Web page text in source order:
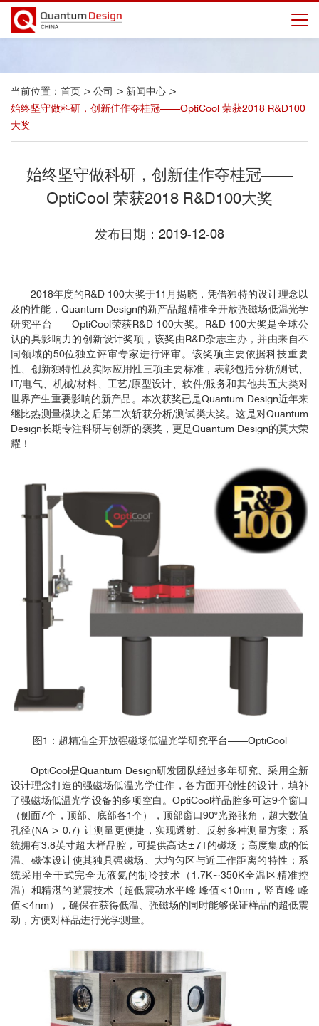
当前位置： 首页 > 公司 > 新闻中心 >
始终坚守做科研，创新佳作夺桂冠——OptiCool 荣获2018 R&D100
大奖
始终坚守做科研，创新佳作夺桂冠——
OptiCool 荣获2018 R&D100大奖
发布日期：2019-12-08
2018年度的R&D 100大奖于11月揭晓，凭借独特的设计理念以
及的性能，Quantum Design的新产品超精准全开放强磁场低温光学
研究平台——OptiCool荣获R&D 100大奖。R&D 100大奖是全球公
认的具影响力的创新设计奖项，该奖由R&D杂志主办，并由来自不
同领域的50位独立评审专家进行评审。该奖项主要依据科技重要
性、创新独特性及实际应用性三项主要标准，表彰包括分析/测试、
IT/电气、机械/材料、工艺/原型设计、软件/服务和其他共五大类对
世界产生重要影响的新产品。本次获奖已是Quantum Design近年来
继比热测量模块之后第二次斩获分析/测试类大奖。这是对Quantum
Design长期专注科研与创新的褒奖，更是Quantum Design的莫大荣
耀！
图1：超精准全开放强磁场低温光学研究平台——OptiCool
OptiCool是Quantum Design研发团队经过多年研究、采用全新
设计理念打造的强磁场低温光学佳作，各方面开创性的设计，填补
了强磁场低温光学设备的多项空白。OptiCool样品腔多可达9个窗口
（侧面7个，顶部、底部各1个），顶部窗口90°光路张角，超大数值
孔径(NA > 0.7) 让测量更便捷，实现透射、反射多种测量方案；系
统拥有3.8英寸超大样品腔，可提供高达±7T的磁场；高度集成的低
温、磁体设计使其独具强磁场、大均匀区与近工作距离的特性；系
统采用全干式完全无液氦的制冷技术（1.7K~350K全温区精准控
温）和精湛的避震技术（超低震动水平峰-峰值<10nm，竖直峰-峰
值<4nm），确保在获得低温、强磁场的同时能够保证样品的超低震
动，方便对样品进行光学测量。